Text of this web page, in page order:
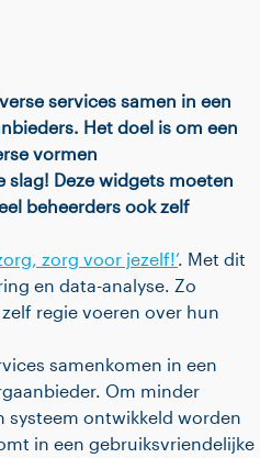
services samen in een
Het doel is om een
vormen
slag! Deze widgets moeten
beheerders ook zelf
zorg voor jezelf!’. Met dit
en data-analyse. Zo
regie voeren over hun
samenkomen in een
Om minder
systeem ontwikkeld worden
in een gebruiksvriendelijke